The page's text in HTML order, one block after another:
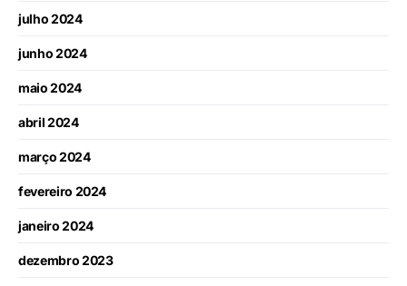
julho 2024
junho 2024
maio 2024
abril 2024
março 2024
fevereiro 2024
janeiro 2024
dezembro 2023